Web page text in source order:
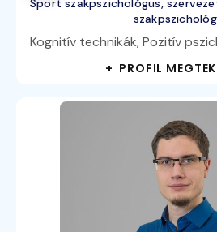
Sport szakpszichológus,
Kognitív technikák, Pozitív
+ PROFIL